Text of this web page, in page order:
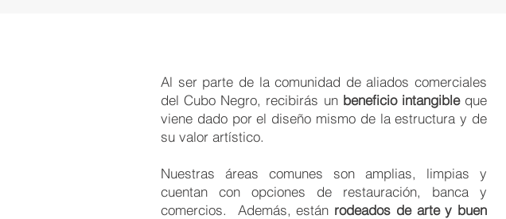
Al ser parte de la comunidad de aliados comerciales
del Cubo Negro, recibirás unbeneficio intangibleque
viene dado por el diseño mismo de la estructura y de
su valor artístico.
Nuestras áreas comunes son amplias, limpias y
cuentan con opciones de restauración, banca y
comercios. Además, están rodeados de arte y buen